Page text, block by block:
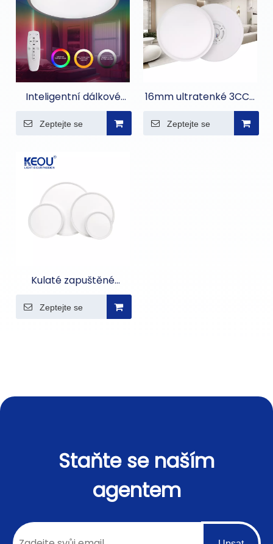
Inteligentní dálkové
podsvícené stropní
Zeptejte se
16mm ultratenké 3CCT
stropní svítidlo
Zeptejte se
Kulaté zapuštěné
stropní svítidlo
Zeptejte se
Staňte se naším
agentem